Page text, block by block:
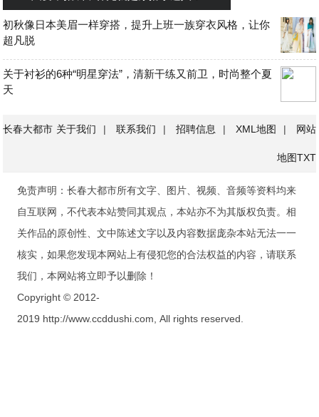
初秋像日本美眉一样穿搭，提升上班一族穿衣风格，让你
超凡脱
关于衬衫的6种“明星穿法”，清新干练又前卫，时尚整个夏
天
长春大都市 关于我们 | 联系我们 | 招聘信息 | XML地图 | 网站
地图TXT
免责声明：长春大都市所有文字、图片、视频、音频等资料均来
自互联网，不代表本站赞同其观点，本站亦不为其版权负责。相
关作品的原创性、文中陈述文字以及内容数据庞杂本站无法一一
核实，如果您发现本网站上有侵犯您的合法权益的内容，请联系
我们，本网站将立即予以删除！
Copyright © 2012-
2019 http://www.ccddushi.com, All rights reserved.